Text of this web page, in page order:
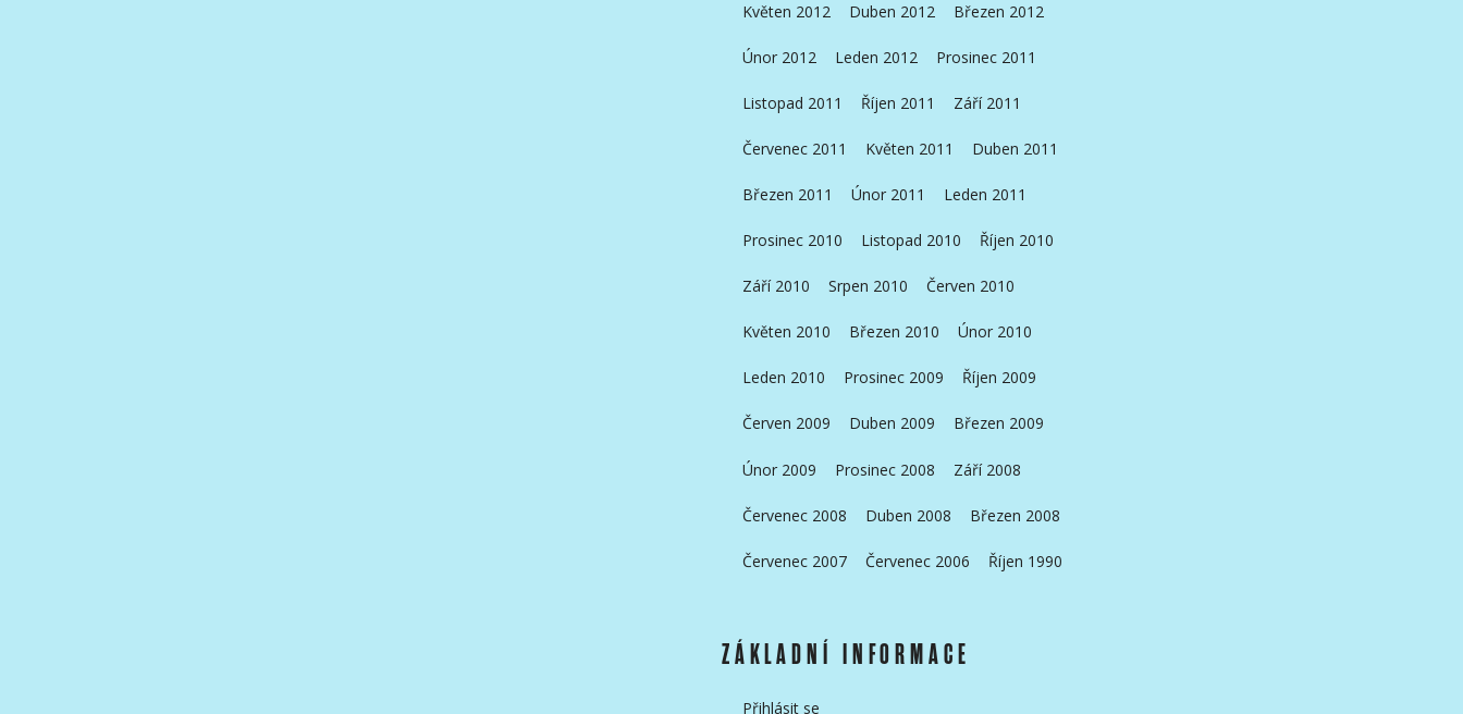
Květen 2012 Duben 2012 Březen 2012
Únor 2012 Leden 2012 Prosinec 2011
Listopad 2011 Říjen 2011 Září 2011
Červenec 2011 Květen 2011 Duben 2011
Březen 2011 Únor 2011 Leden 2011
Prosinec 2010 Listopad 2010 Říjen 2010
Září 2010 Srpen 2010 Červen 2010
Květen 2010 Březen 2010 Únor 2010
Leden 2010 Prosinec 2009 Říjen 2009
Červen 2009 Duben 2009 Březen 2009
Únor 2009 Prosinec 2008 Září 2008
Červenec 2008 Duben 2008 Březen 2008
Červenec 2007 Červenec 2006 Říjen 1990
ZÁKLADNÍ INFORMACE
Přihlásit se